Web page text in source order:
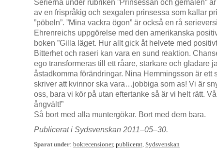
Serierna under rubriken ”Prinsessan och gemålen”
av en frispråkig och sexgalen prinsessa som kallar
”pöbeln”. ”Mina vackra ögon” är också en rå
Ehrenreichs uppgörelse med den amerikanska
boken ”Gilla läget. Hur allt gick åt helvete med
Bitterhet och raseri kan vara en sund reaktion.
ego transformeras till ett råare, starkare och gladare
åstadkomma förändringar. Nina Hemmingsson är ett
skriver att kvinnor ska vara…jobbiga som as! Vi är
oss, bara vi kör på utan eftertanke så är vi helt rätt.
ångvält!”
Så bort med alla muntergökar. Bort med dem bara.
Publicerat i Sydsvenskan 2011–05–30.
Sparat under: bokrecensioner, publicerat, Sydsvenskan